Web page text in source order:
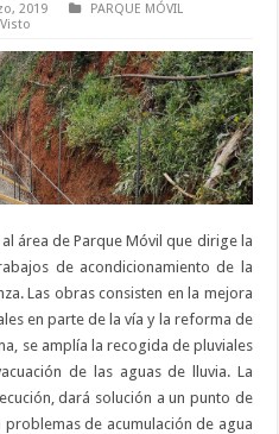
2019
PARQUE MÓVIL
área de Parque Móvil que dirige la
de acondicionamiento de la
Las obras consisten en la mejora
en parte de la vía y la reforma de
se amplía la recogida de pluviales
de las aguas de lluvia. La
dará solución a un punto de
problemas de acumulación de agua